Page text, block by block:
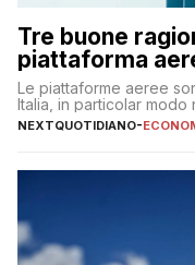
Tre buone
piattaforma
Le piattaforme aeree
Italia, in particolar modo
NEXTQUOTIDIANO-